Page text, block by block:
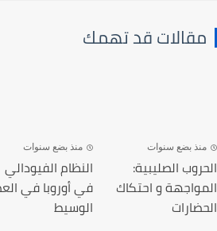
قد تهمك
بضع سنوات
الصليبية:
و احتكاك
منذ بضع سنوات
النظام الفيودالي
في أوروبا في العصر
الوسيط